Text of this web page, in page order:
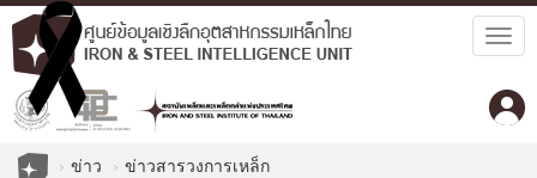
ข่าว ข่าวสารวงการเหล็ก